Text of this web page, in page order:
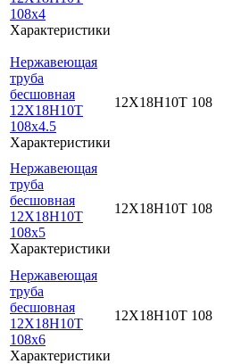
108x4
Характеристики
Нержавеющая
труба
бесшовная
12Х18Н10Т
108x4.5
Характеристики
12Х18Н10Т 108
Нержавеющая
труба
бесшовная
12Х18Н10Т
108x5
Характеристики
12Х18Н10Т 108
Нержавеющая
труба
бесшовная
12Х18Н10Т
108x6
Характеристики
12Х18Н10Т 108